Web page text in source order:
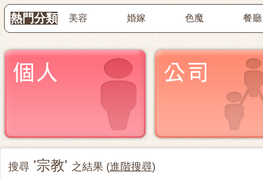
熱門分類 美容 婚嫁 色魔 餐廳
搜尋 '宗教' 之結果 (進階搜尋)